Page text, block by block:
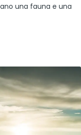
una fauna e una